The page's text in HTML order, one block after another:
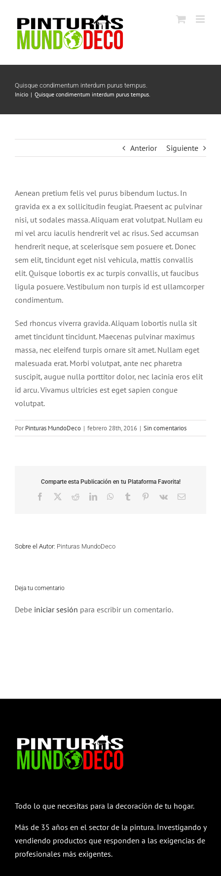
contenido
Quisque condimentum interdum purus tempus.
Inicio
Quisque condimentum interdum purus tempus.
Anterior Siguiente
Aenean pretium felis vel purus bibendum luctus. In
gravida ex a ex sollicitudin feugiat. Praesent ac pulvinar
nisi, ut sodales massa. Aliquam erat volutpat. Nullam eu
mi vel arcu iaculis hendrerit vel ac risus. Sed accumsan
hendrerit neque, at scelerisque sem posuere et. Donec
sem elit, tincidunt eget nisl vehicula, mattis convallis
elit. Quisque lobortis ex ac turpis convallis, ut faucibus
ligula posuere. Vestibulum non turpis id est ullamcorper
condimentum.
Sed rhoncus viverra gravida. Aliquam lobortis nulla sit
amet tincidunt tincidunt. Maecenas pulvinar maximus
massa, nec eleifend turpis ornare sit amet. Nullam eget
malesuada erat. Morbi volutpat, ante nec pharetra
suscipit, augue nulla porttitor dolor, nec lacinia eros elit
id arcu. Vivamus ultricies est eget sapien congue
volutpat.
PorPinturas MundoDeco | febrero 28th, 2016 | Sin comentarios
Comparte esta Publicación en tu Plataforma Favorita!
Facebook RedditLinkedInWhatsApp
Tumblr Pinterest
Vk
Correo
Sobre el Autor: Pinturas MundoDeco
Deja tu comentario
Debe iniciar sesión para escribir un comentario.
Todo lo que necesitas para la decoración de tu hogar.
Más de 35 años en el sector de la pintura. Investigando y
vendiendo productos que responden a las exigencias de
profesionales más exigentes.